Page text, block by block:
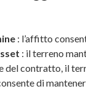
: l’affitto
: il terreno
del contratto, il
di